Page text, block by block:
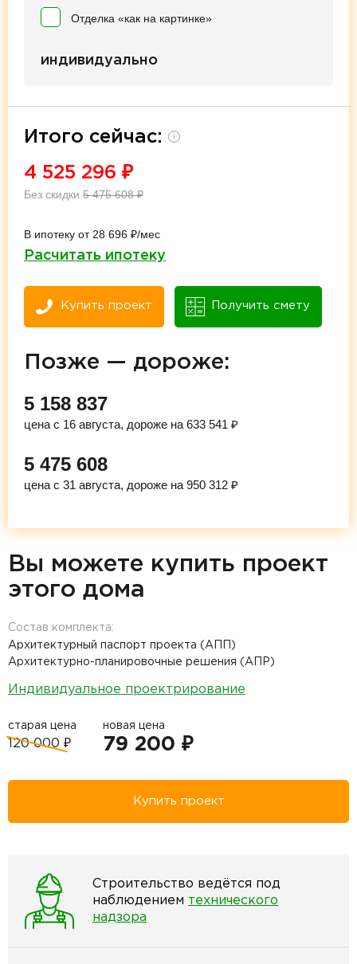
Отделка «как на картинке»
индивидуально
Итого сейчас: i
4 525 296 ₽
Без скидки 5 475 608₽
В ипотеку от 28 696 ₽/мес
Расчитать ипотеку
Купить проект Получить смету
Позже — дороже:
5 158 837
цена с 16 августа, дороже на 633 541 ₽
5 475 608
цена с 31 августа, дороже на 950 312 ₽
Вы можете купить проект
этого дома
Состав комплекта:
Архитектурный паспорт проекта (АПП)
Архитектурно-планировочные решения (АПР)
Индивидуальное проектрирование
старая цена
120 000 ₽
новая цена
79 200 ₽
Купить проект
Строительство ведётся под
наблюдением технического
надзора